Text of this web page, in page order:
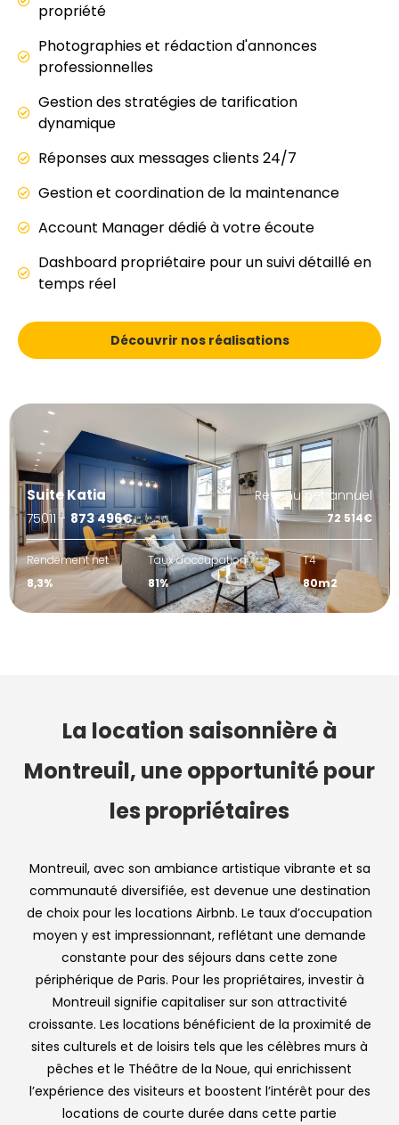
propriété
Photographies et rédaction d'annonces
professionnelles
Gestion des stratégies de tarification
dynamique
Réponses aux messages clients 24/7
Gestion et coordination de la maintenance
Account Manager dédié à votre écoute
Dashboard propriétaire pour un suivi détaillé en
temps réel
Découvrir nos réalisations
Suite Katia
75011 - 873 496€
Revenu net annuel
72 514€
Rendement net
8,3%
Taux d'occupation
81%
T4
80m2
La location saisonnière à
Montreuil, une opportunité pour
les propriétaires
Montreuil, avec son ambiance artistique vibrante et sa
communauté diversifiée, est devenue une destination
de choix pour les locations Airbnb. Le taux d’occupation
moyen y est impressionnant, reflétant une demande
constante pour des séjours dans cette zone
périphérique de Paris. Pour les propriétaires, investir à
Montreuil signifie capitaliser sur son attractivité
croissante. Les locations bénéficient de la proximité de
sites culturels et de loisirs tels que les célèbres murs à
pêches et le Théâtre de la Noue, qui enrichissent
l’expérience des visiteurs et boostent l’intérêt pour des
locations de courte durée dans cette partie